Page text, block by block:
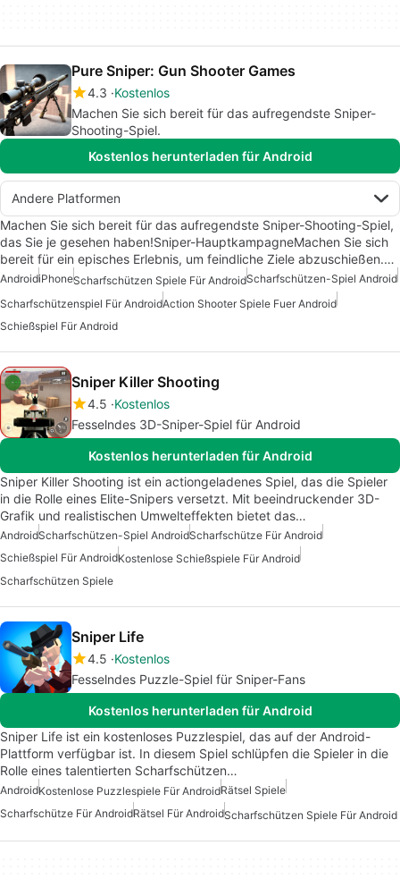
Pure Sniper: Gun Shooter Games
4.3 Kostenlos
Machen Sie sich bereit für das aufregendste Sniper-
Shooting-Spiel.
Kostenlos herunterladen für Android
Andere Platformen
Machen Sie sich bereit für das aufregendste Sniper-Shooting-Spiel,
das Sie je gesehen haben!Sniper-HauptkampagneMachen Sie sich
bereit für ein episches Erlebnis, um feindliche Ziele abzuschießen.…
AndroidiPhoneScharfschützen Spiele Für AndroidScharfschützen-Spiel Android
Scharfschützenspiel Für AndroidAction Shooter Spiele Fuer Android
Schießspiel Für Android
Sniper Killer Shooting
4.5 Kostenlos
Fesselndes 3D-Sniper-Spiel für Android
Kostenlos herunterladen für Android
Sniper Killer Shooting ist ein actiongeladenes Spiel, das die Spieler
in die Rolle eines Elite-Snipers versetzt. Mit beeindruckender 3D-
Grafik und realistischen Umwelteffekten bietet das…
AndroidScharfschützen-Spiel AndroidScharfschütze Für Android
Schießspiel Für AndroidKostenlose Schießspiele Für Android
Scharfschützen Spiele
Sniper Life
4.5 Kostenlos
Fesselndes Puzzle-Spiel für Sniper-Fans
Kostenlos herunterladen für Android
Sniper Life ist ein kostenloses Puzzlespiel, das auf der Android-
Plattform verfügbar ist. In diesem Spiel schlüpfen die Spieler in die
Rolle eines talentierten Scharfschützen…
AndroidKostenlose Puzzlespiele Für AndroidRätsel Spiele
Scharfschütze Für AndroidRätsel Für AndroidScharfschützen Spiele Für Android